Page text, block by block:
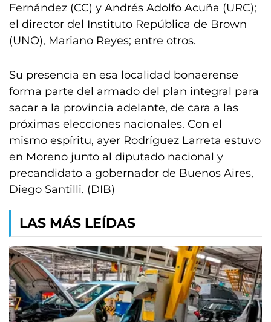
Fernández (CC) y Andrés Adolfo Acuña (URC);
el director del Instituto República de Brown
(UNO), Mariano Reyes; entre otros.
Su presencia en esa localidad bonaerense
forma parte del armado del plan integral para
sacar a la provincia adelante, de cara a las
próximas elecciones nacionales. Con el
mismo espíritu, ayer Rodríguez Larreta estuvo
en Moreno junto al diputado nacional y
precandidato a gobernador de Buenos Aires,
Diego Santilli. (DIB)
LAS MÁS LEÍDAS